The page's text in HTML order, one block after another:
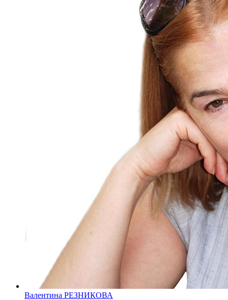
Валентина РЕЗНИКОВА